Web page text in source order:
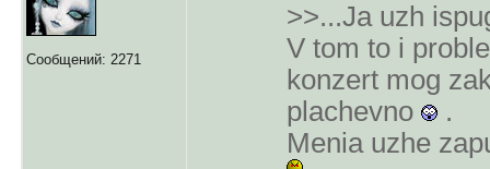
Сообщений: 2271
>>...Ja uzh
V tom to i
konzert mog
plachevno
.
Menia uzhe